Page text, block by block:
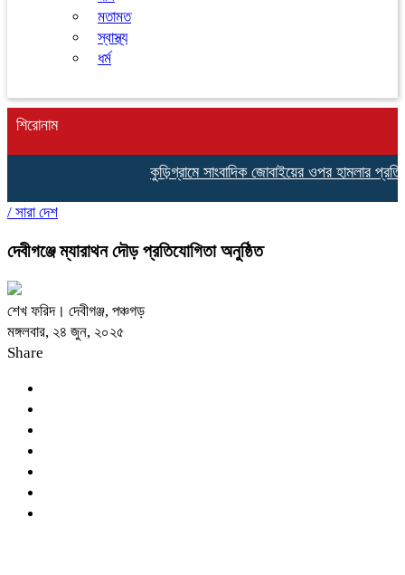
মতামত
স্বাস্থ্য
ধর্ম
শিরোনাম
কুড়িগ্রামে সাংবাদিক জোবাইয়ের ওপর হামলার প্রতিবাদে
/ সারা দেশ
দেবীগঞ্জে ম্যারাথন দৌড় প্রতিযোগিতা অনুষ্ঠিত
শেখ ফরিদ। দেবীগঞ্জ, পঞ্চগড়
মঙ্গলবার, ২৪ জুন, ২০২৫
Share